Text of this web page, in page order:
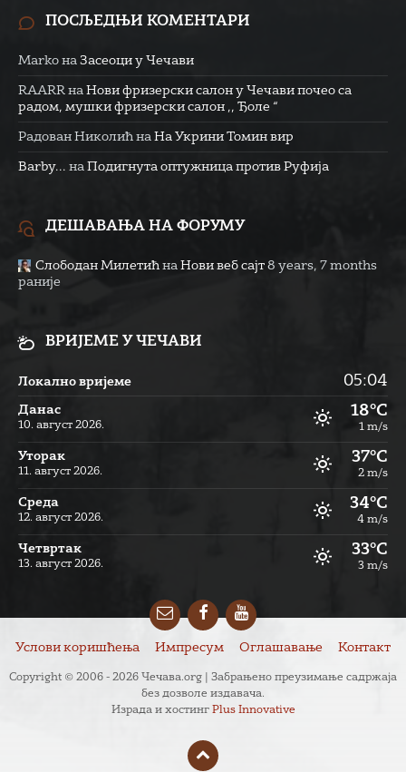
ПОСЉЕДЊИ КОМЕНТАРИ
Marko на Засеоци у Чечави
RAARR на Нови фризерски салон у Чечави почео са
радом, мушки фризерски салон ,, Ђоле “
Радован Николић на На Укрини Томин вир
Barby... на Подигнута оптужница против Руфија
ДЕШАВАЊА НА ФОРУМУ
Слободан Милетић на Нови веб сајт 8 years, 7 months
раније
ВРИЈЕМЕ У ЧЕЧАВИ
Локално вријеме 05:04
Данас
10. август 2026.
18°C
1 m/s
Уторак
11. август 2026.
37°C
2 m/s
Cреда
12. август 2026.
34°C
4 m/s
Четвртак
13. август 2026.
33°C
3 m/s
EmailFacebookYouTube
Услови коришћења Импресум Оглашавање Контакт
Copyright © 2006 - 2026 Чечава.org | Забрањено преузимање садржаја
без дозволе издавача.
Израда и хостинг Plus Innovative